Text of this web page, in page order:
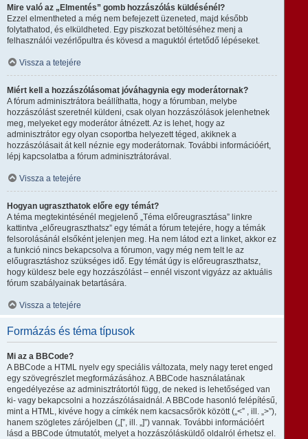
Mire való az „Elmentés” gomb hozzászólás küldésénél?
Ezzel elmentheted a még nem befejezett üzeneted, majd később
folytathatod, és elküldheted. Egy piszkozat betöltéséhez menj a
felhasználói vezérlőpultra és kövesd a maguktól értetődő lépéseket.
Vissza a tetejére
Miért kell a hozzászólásomat jóváhagynia egy moderátornak?
A fórum adminisztrátora beállíthatta, hogy a fórumban, melybe
hozzászólást szeretnél küldeni, csak olyan hozzászólások jelenhetnek
meg, melyeket egy moderátor átnézett. Az is lehet, hogy az
adminisztrátor egy olyan csoportba helyezett téged, akiknek a
hozzászólásait át kell néznie egy moderátornak. További információért,
lépj kapcsolatba a fórum adminisztrátorával.
Vissza a tetejére
Hogyan ugraszthatok előre egy témát?
A téma megtekintésénél megjelenő „Téma előreugrasztása” linkre
kattintva „előreugraszthatsz” egy témát a fórum tetejére, hogy a témák
felsorolásánál elsőként jelenjen meg. Ha nem látod ezt a linket, akkor ez
a funkció nincs bekapcsolva a fórumon, vagy még nem telt le az
előugrasztáshoz szükséges idő. Egy témát úgy is előreugraszthatsz,
hogy küldesz bele egy hozzászólást – ennél viszont vigyázz az aktuális
fórum szabályainak betartására.
Vissza a tetejére
Formázás és téma típusok
Mi az a BBCode?
A BBCode a HTML nyelv egy speciális változata, mely nagy teret enged
egy szövegrészlet megformázásához. A BBCode használatának
engedélyezése az adminisztrátortól függ, de neked is lehetőséged van
ki- vagy bekapcsolni a hozzászólásaidnál. A BBCode hasonló felépítésű,
mint a HTML, kivéve hogy a címkék nem kacsacsőrök között („<” , ill. „>”),
hanem szögletes zárójelben („[”, ill. „]”) vannak. További információért
lásd a BBCode útmutatót, melyet a hozzászólásküldő oldalról érhetsz el.